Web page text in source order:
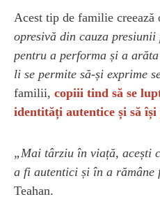
Acest tip de familie creează
opresivă din cauza
pentru a performa și a
li se permite să-și exprime
familii, copiii tind să se
identități autentice și să
„Mai târziu în viață, acești
a fi autentici și în a
Teahan.